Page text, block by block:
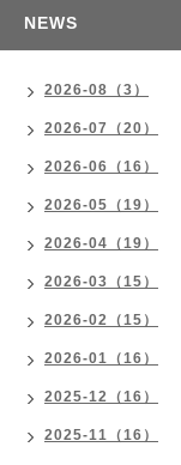
NEWS
2026-08（3）
2026-07（20）
2026-06（16）
2026-05（19）
2026-04（19）
2026-03（15）
2026-02（15）
2026-01（16）
2025-12（16）
2025-11（16）